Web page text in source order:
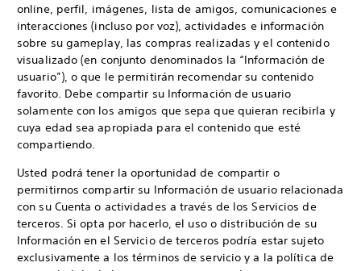
online, perfil, imágenes, lista de amigos, comunicaciones e
interacciones (incluso por voz), actividades e información
sobre su gameplay, las compras realizadas y el contenido
visualizado (en conjunto denominados la “Información de
usuario”), o que le permitirán recomendar su contenido
favorito. Debe compartir su Información de usuario
solamente con los amigos que sepa que quieran recibirla y
cuya edad sea apropiada para el contenido que esté
compartiendo.
Usted podrá tener la oportunidad de compartir o
permitirnos compartir su Información de usuario relacionada
con su Cuenta o actividades a través de los Servicios de
terceros. Si opta por hacerlo, el uso o distribución de su
Información en el Servicio de terceros podría estar sujeto
exclusivamente a los términos de servicio y a la política de